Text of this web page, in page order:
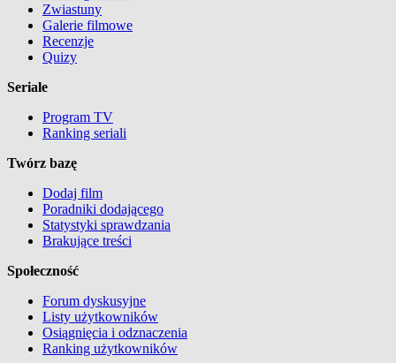
Zwiastuny
Galerie filmowe
Recenzje
Quizy
Seriale
Program TV
Ranking seriali
Twórz bazę
Dodaj film
Poradniki dodającego
Statystyki sprawdzania
Brakujące treści
Społeczność
Forum dyskusyjne
Listy użytkowników
Osiągnięcia i odznaczenia
Ranking użytkowników